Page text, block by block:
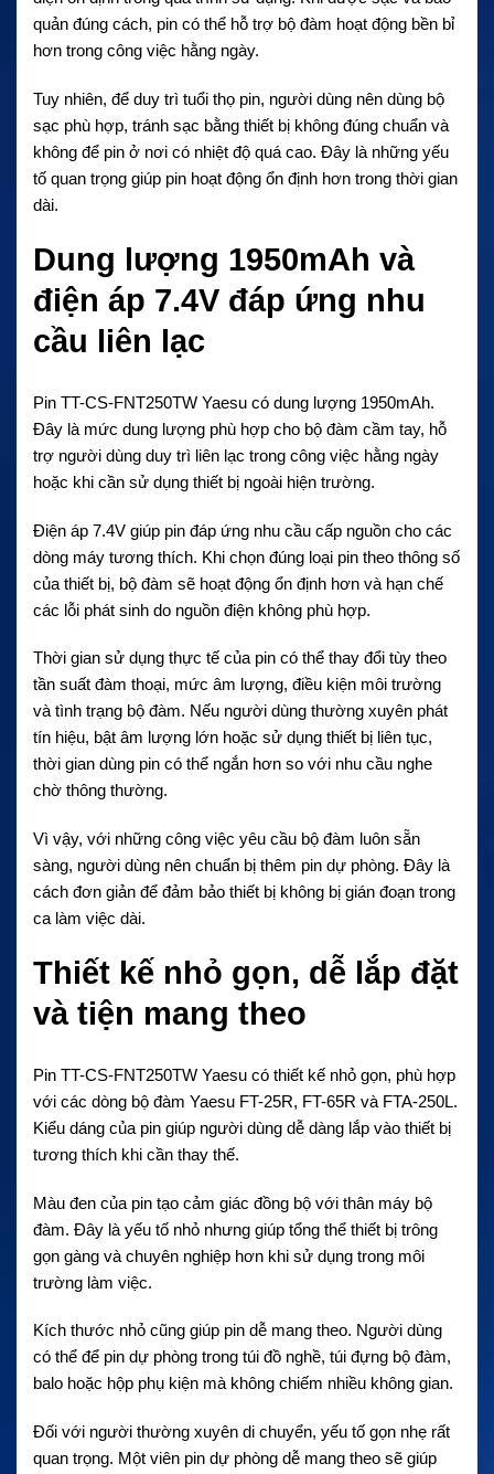
quản đúng cách, pin có thể hỗ trợ bộ đàm hoạt động bền bỉ
hơn trong công việc hằng ngày.
Tuy nhiên, để duy trì tuổi thọ pin, người dùng nên dùng bộ
sạc phù hợp, tránh sạc bằng thiết bị không đúng chuẩn và
không để pin ở nơi có nhiệt độ quá cao. Đây là những yếu
tố quan trọng giúp pin hoạt động ổn định hơn trong thời gian
dài.
Dung lượng 1950mAh và
điện áp 7.4V đáp ứng nhu
cầu liên lạc
Pin TT-CS-FNT250TW Yaesu có dung lượng 1950mAh.
Đây là mức dung lượng phù hợp cho bộ đàm cầm tay, hỗ
trợ người dùng duy trì liên lạc trong công việc hằng ngày
hoặc khi cần sử dụng thiết bị ngoài hiện trường.
Điện áp 7.4V giúp pin đáp ứng nhu cầu cấp nguồn cho các
dòng máy tương thích. Khi chọn đúng loại pin theo thông số
của thiết bị, bộ đàm sẽ hoạt động ổn định hơn và hạn chế
các lỗi phát sinh do nguồn điện không phù hợp.
Thời gian sử dụng thực tế của pin có thể thay đổi tùy theo
tần suất đàm thoại, mức âm lượng, điều kiện môi trường
và tình trạng bộ đàm. Nếu người dùng thường xuyên phát
tín hiệu, bật âm lượng lớn hoặc sử dụng thiết bị liên tục,
thời gian dùng pin có thể ngắn hơn so với nhu cầu nghe
chờ thông thường.
Vì vậy, với những công việc yêu cầu bộ đàm luôn sẵn
sàng, người dùng nên chuẩn bị thêm pin dự phòng. Đây là
cách đơn giản để đảm bảo thiết bị không bị gián đoạn trong
ca làm việc dài.
Thiết kế nhỏ gọn, dễ lắp đặt
và tiện mang theo
Pin TT-CS-FNT250TW Yaesu có thiết kế nhỏ gọn, phù hợp
với các dòng bộ đàm Yaesu FT-25R, FT-65R và FTA-250L.
Kiểu dáng của pin giúp người dùng dễ dàng lắp vào thiết bị
tương thích khi cần thay thế.
Màu đen của pin tạo cảm giác đồng bộ với thân máy bộ
đàm. Đây là yếu tố nhỏ nhưng giúp tổng thể thiết bị trông
gọn gàng và chuyên nghiệp hơn khi sử dụng trong môi
trường làm việc.
Kích thước nhỏ cũng giúp pin dễ mang theo. Người dùng
có thể để pin dự phòng trong túi đồ nghề, túi đựng bộ đàm,
balo hoặc hộp phụ kiện mà không chiếm nhiều không gian.
Đối với người thường xuyên di chuyển, yếu tố gọn nhẹ rất
quan trọng. Một viên pin dự phòng dễ mang theo sẽ giúp